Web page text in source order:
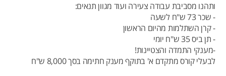
ותהנו מסביבת עבודה צעירה ועוד מגוון תנאים:
- שכר 73 ש"ח לשעה
- קרן השתלמות מהיום הראשון
- תן ביס 35 ש"ח יומי
-מענקי התמדה והצטיינות!
לבעלי קורס מתקדם א' בתוקף מענק חתימה בסך 8,000 ש"ח